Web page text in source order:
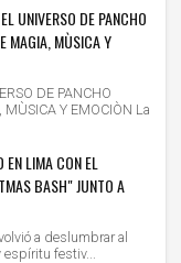
UNIVERSO DE PANCHO
MAGIA, MÙSICA Y
DE PANCHO
MÙSICA Y EMOCIÒN La
EN LIMA CON EL
BASH" JUNTO A
a deslumbrar al
festiv...